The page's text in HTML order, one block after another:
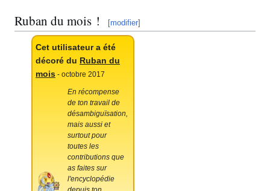
Ruban du mois ! [modifier]
Cet utilisateur a été
décoré du Ruban du
mois - octobre 2017
En récompense
de ton travail de
désambiguïsation,
mais aussi et
surtout pour
toutes les
contributions que
as faites sur
l'encyclopédie
depuis ton